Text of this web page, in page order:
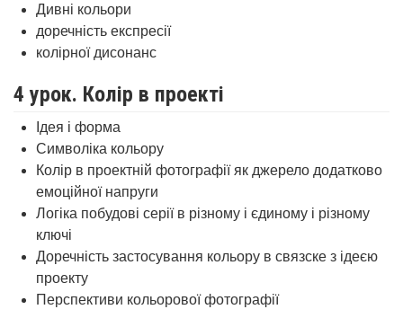
Дивні кольори
доречність експресії
колірної дисонанс
4 урок. Колір в проекті
Ідея і форма
Символіка кольору
Колір в проектній фотографії як джерело додатково
емоційної напруги
Логіка побудові серії в різному і єдиному і різному
ключі
Доречність застосування кольору в связске з ідеєю
проекту
Перспективи кольорової фотографії